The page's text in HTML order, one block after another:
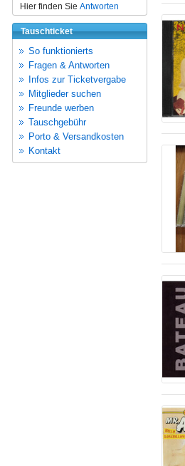
Hier finden Sie Antworten
Tauschticket
So funktionierts
Fragen & Antworten
Infos zur Ticketvergabe
Mitglieder suchen
Freunde werben
Tauschgebühr
Porto & Versandkosten
Kontakt